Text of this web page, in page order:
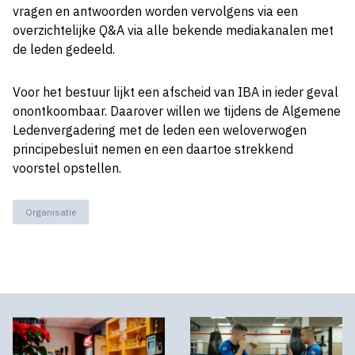
vragen en antwoorden worden vervolgens via een
overzichtelijke Q&A via alle bekende mediakanalen met
de leden gedeeld.
Voor het bestuur lijkt een afscheid van IBA in ieder geval
onontkoombaar. Daarover willen we tijdens de Algemene
Ledenvergadering met de leden een weloverwogen
principebesluit nemen en een daartoe strekkend
voorstel opstellen.
Organisatie